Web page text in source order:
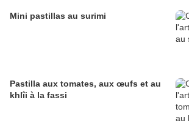
Mini pastillas au surimi
Pastilla aux tomates, aux œufs et au
khlîi à la fassi